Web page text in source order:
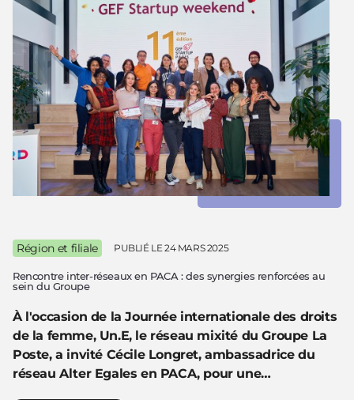
Rencontre inter-réseaux en PACA : des synergies renforcées au
sein du Groupe
À l'occasion de la Journée internationale des droits
de la femme, Un.E, le réseau mixité du Groupe La
Poste, a invité Cécile Longret, ambassadrice du
réseau Alter Egales en PACA, pour une…
Région et filiale PUBLIÉ LE24 MARS 2025